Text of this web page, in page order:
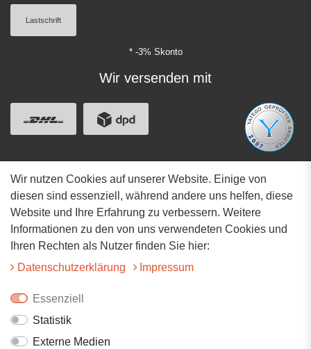
Lastschrift
* -3% Skonto
Wir versenden mit
Adresse
Hauptstrasse 34
73117 Wangen
07161-9566068
Wir nutzen Cookies auf unserer Website. Einige von
diesen sind essenziell, während andere uns helfen, diese
Website und Ihre Erfahrung zu verbessern. Weitere
Informationen zu den von uns verwendeten Cookies und
Ihren Rechten als Nutzer finden Sie hier:
Daten­schutz­erklärung
Impressum
Essenziell
Statistik
Externe Medien